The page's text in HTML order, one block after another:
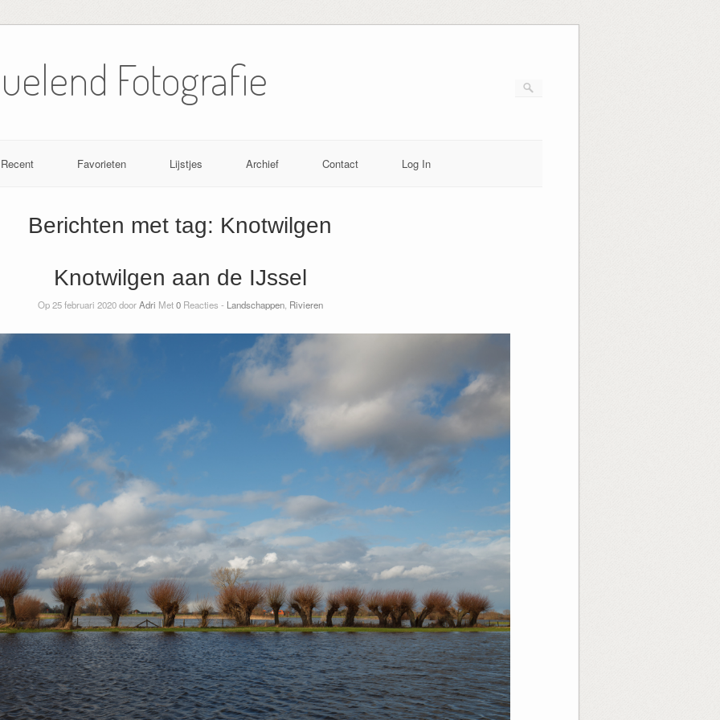
Fotografie
Recent Favorieten Lijstjes Archief Contact Log In
Berichten met tag: Knotwilgen
Knotwilgen aan de IJssel
Op 25 februari 2020 doorAdri Met0Reacties - Landschappen, Rivieren